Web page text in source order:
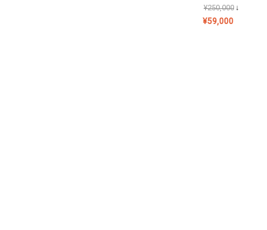
¥250,000↓
¥59,000